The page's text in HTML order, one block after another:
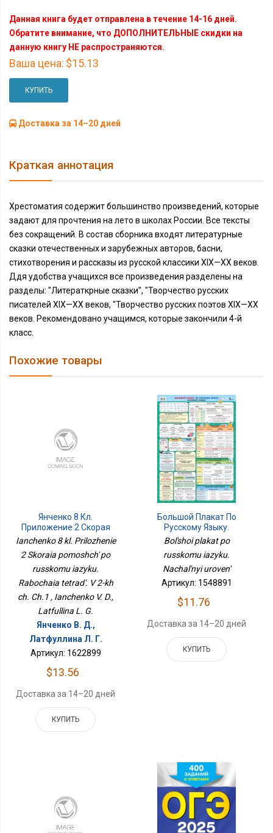
Данная книга будет отправлена в течение 14-16 дней.
Обратите внимание, что ДОПОЛНИТЕЛЬНЫЕ скидки на
данную книгу НЕ распространяются.
Ваша цена: $15.13
КУПИТЬ
Доставка за 14–20 дней
Краткая аннотация
Хрестоматия содержит большинство произведений, которые
задают для прочтения на лето в школах России. Все тексты
без сокращений. В состав сборника входят литературные
сказки отечественных и зарубежных авторов, басни,
стихотворения и рассказы из русской классики XIX—XX веков.
Ддя удобства учащихся все произведения разделены на
разделы: "Литераткрные сказки", "Творчество русских
писателей XIX—XX веков, "Творчество русских поэтов XIX—XX
веков. Рекомендовано учащимся, которые закончили 4-й
класс.
Похожие товары
Янченко 8 Кл.
Приложение 2 Скорая
Помощь По Русскому
В 2-Х Ч. Ч.1
Ianchenko 8 kl. Prilozhenie
2 Skoraia pomoshch' po
russkomu iazyku.
Rabochaia tetrad'. V 2-kh
ch. Ch.1 , Ianchenko V. D.,
Latfullina L. G.
Янченко В. Д.,
Латфуллина Л. Г.
Артикул: 1622899
$13.56
Доставка за 14–20 дней
КУПИТЬ
Большой Плакат По
Русскому Языку.
Начальный Уровень
Bol'shoi plakat po
russkomu iazyku.
Nachal'nyi uroven'
Артикул: 1548891
$11.76
Доставка за 14–20 дней
КУПИТЬ